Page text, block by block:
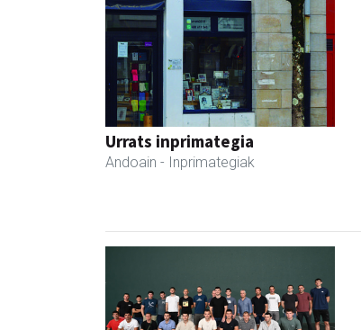
Urrats inprimategia
Andoain - Inprimategiak